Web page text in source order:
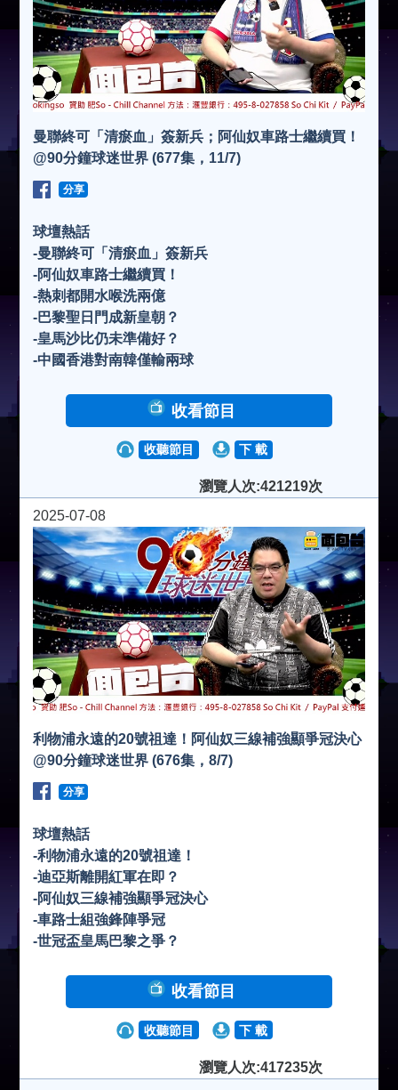
曼聯終可「清瘀血」簽新兵；阿仙奴車路士繼續買！
@90分鐘球迷世界 (677集，11/7)
分享
球壇熱話
-曼聯終可「清瘀血」簽新兵
-阿仙奴車路士繼續買！
-熱刺都開水喉洗兩億
-巴黎聖日門成新皇朝？
-皇馬沙比仍未準備好？
-中國香港對南韓僅輸兩球
收看節目
收聽節目 下 載
瀏覽人次:421219次
2025-07-08
利物浦永遠的20號祖達！阿仙奴三線補強顯爭冠決心
@90分鐘球迷世界 (676集，8/7)
分享
球壇熱話
-利物浦永遠的20號祖達！
-迪亞斯離開紅軍在即？
-阿仙奴三線補強顯爭冠決心
-車路士組強鋒陣爭冠
-世冠盃皇馬巴黎之爭？
收看節目
收聽節目 下 載
瀏覽人次:417235次